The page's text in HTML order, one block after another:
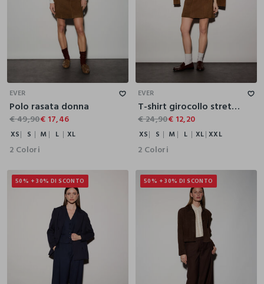
EVER
Polo rasata donna
€ 49,90€ 17,46
XS S M L XL
2 Colori
M L XL
EVER
T-shirt girocollo stretch donna
€ 24,90€ 12,20
XS S M L XL XXL
2 Colori
50% + 30% DI SCONTO 50% + 30% DI SCONTO